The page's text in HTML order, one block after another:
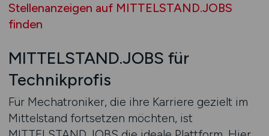
Stellenanzeigen auf MITTELSTAND.JOBS
finden
MITTELSTAND.JOBS für
Technikprofis
Für Mechatroniker, die ihre Karriere gezielt im
Mittelstand fortsetzen möchten, ist